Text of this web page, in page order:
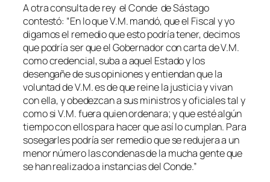
A otra consulta de rey el Conde de Sástago
contestó: “En lo que V.M. mandó, que el Fiscal y yo
digamos el remedio que esto podría tener, decimos
que podría ser que el Gobernador con carta de V.M.
como credencial, suba a aquel Estado y los
desengañe de sus opiniones y entiendan que la
voluntad de V.M. es de que reine la justicia y vivan
con ella, y obedezcan a sus ministros y oficiales tal y
como si V.M. fuera quien ordenara; y que esté algún
tiempo con ellos para hacer que así lo cumplan. Para
sosegarles podría ser remedio que se redujera a un
menor número las condenas de la mucha gente que
se han realizado a instancias del Conde.”